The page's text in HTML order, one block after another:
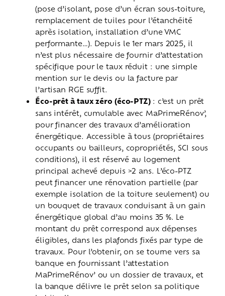
(pose d’isolant, pose d’un écran sous-toiture,
remplacement de tuiles pour l’étanchéité
après isolation, installation d’une VMC
performante…). Depuis le 1er mars 2025, il
n’est plus nécessaire de fournir d’attestation
spécifique pour le taux réduit : une simple
mention sur le devis ou la facture par
l’artisan RGE suffit.
Éco-prêt à taux zéro (éco-PTZ) : c’est un prêt
sans intérêt, cumulable avec MaPrimeRénov’,
pour financer des travaux d’amélioration
énergétique. Accessible à tous (propriétaires
occupants ou bailleurs, copropriétés, SCI sous
conditions), il est réservé au logement
principal achevé depuis >2 ans. L’éco-PTZ
peut financer une rénovation partielle (par
exemple isolation de la toiture seulement) ou
un bouquet de travaux conduisant à un gain
énergétique global d’au moins 35 %. Le
montant du prêt correspond aux dépenses
éligibles, dans les plafonds fixés par type de
travaux. Pour l’obtenir, on se tourne vers sa
banque en fournissant l’attestation
MaPrimeRénov’ ou un dossier de travaux, et
la banque délivre le prêt selon sa politique